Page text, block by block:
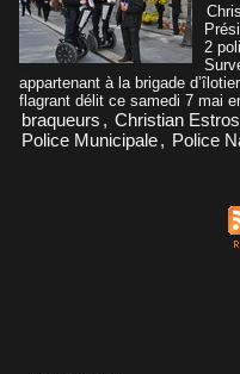
2
appartenant à la brigade
flagrant délit ce samedi 7 mai
braqueurs , Christian
Police Municipale, Police